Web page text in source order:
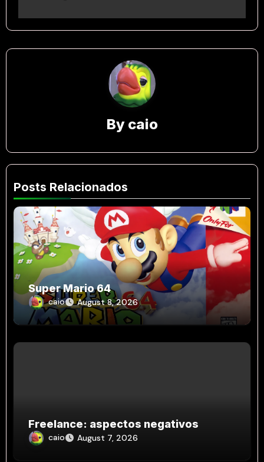
By caio
Posts Relacionados
Super Mario 64
caio August 8, 2026
Freelance: aspectos negativos
caio August 7, 2026